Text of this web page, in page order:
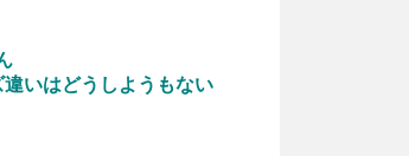
いはどうしようもない